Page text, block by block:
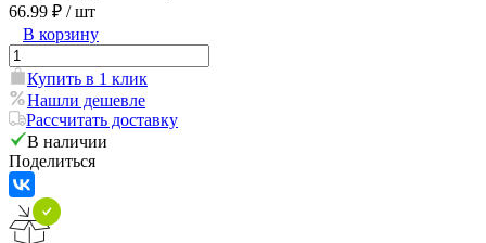
66.99 ₽ / шт
В корзину
Купить в 1 клик
Нашли дешевле
Рассчитать доставку
В наличии
Поделиться